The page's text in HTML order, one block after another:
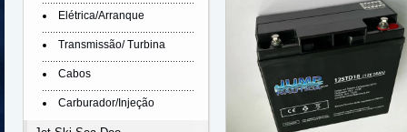
Elétrica/Arranque
Transmissão/ Turbina
Cabos
Carburador/Injeção